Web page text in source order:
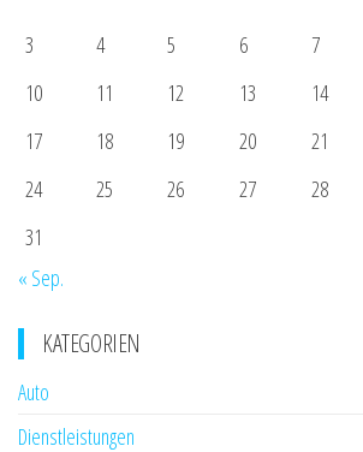
3
4 5 6 7
10
11 12 13 14
17
18 19 20 21
24
25 26 27 28
31
« Sep.
KATEGORIEN
Auto
Dienstleistungen